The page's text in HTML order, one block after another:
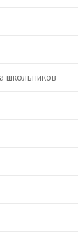
школьников